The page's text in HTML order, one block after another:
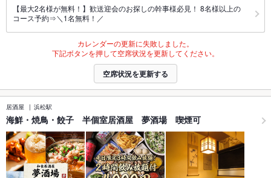
【最大2名様が無料！】歓送迎会のお探しの幹事様必見！ 8名様以上の
コース予約⇒＼1名無料！／
カレンダーの更新に失敗しました。
下記ボタンを押して空席状況を更新してください。
空席状況を更新する
居酒屋 浜松駅
海鮮・焼鳥・餃子 半個室居酒屋 夢酒場 喫煙可